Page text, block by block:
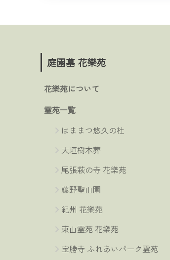
庭園墓 花樂苑
花樂苑について
霊苑一覧
はままつ悠久の杜
大垣樹木葬
尾張萩の寺 花樂苑
藤野聖山園
紀州 花樂苑
東山霊苑 花樂苑
宝勝寺 ふれあいパーク霊苑